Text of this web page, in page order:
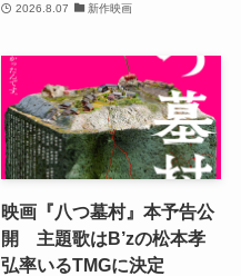
2026.8.07 新作映画
映画『八つ墓村』本予告公
開 主題歌はB’zの松本孝
弘率いるTMGに決定